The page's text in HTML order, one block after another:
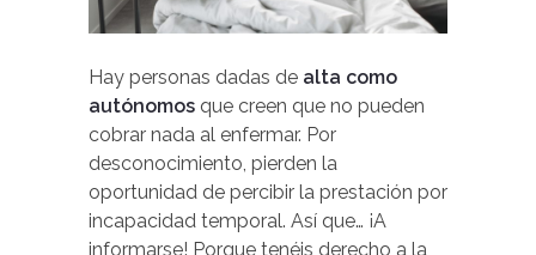
Hay personas dadas de alta como
autónomos que creen que no pueden
cobrar nada al enfermar. Por
desconocimiento, pierden la
oportunidad de percibir la prestación por
incapacidad temporal. Así que… ¡A
informarse! Porque tenéis derecho a la